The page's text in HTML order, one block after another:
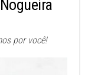
por você!